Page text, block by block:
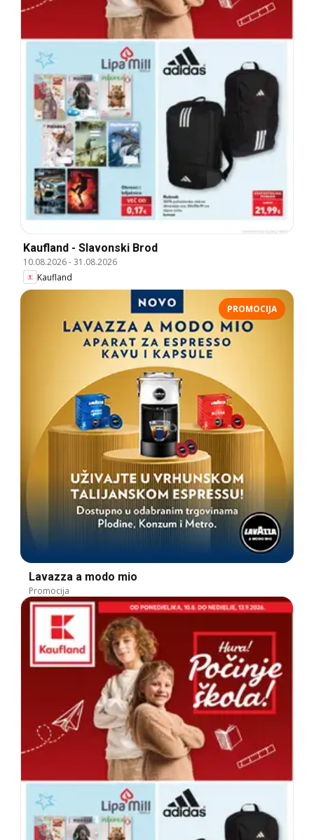
Kaufland - Slavonski Brod
10.08.2026-31.08.2026
Kaufland
PROMOCIJA
Lavazza a modo mio
Promocija